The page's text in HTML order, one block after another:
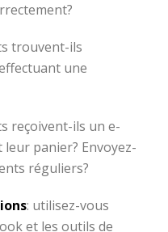
trouvent-ils
une
reçoivent-ils un e-
panier? Envoyez-
réguliers?
: utilisez-vous
et les outils de